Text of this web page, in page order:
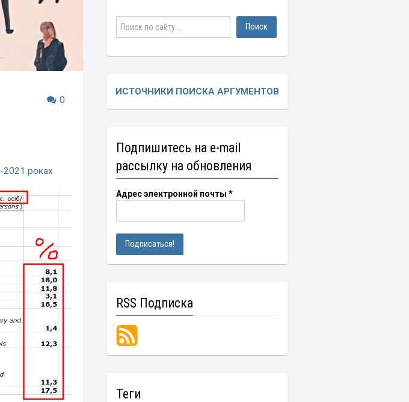
0
2021 роках
ИСТОЧНИКИ ПОИСКА АРГУМЕНТОВ
Подпишитесь на e-mail
рассылку на обновления
Адрес электронной почты *
RSS Подписка
Теги